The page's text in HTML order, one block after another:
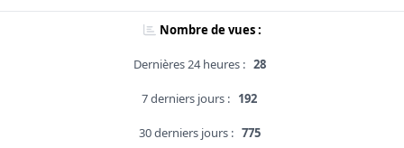
Nombre de vues :
Dernières 24 heures : 28
7 derniers jours : 192
30 derniers jours : 775